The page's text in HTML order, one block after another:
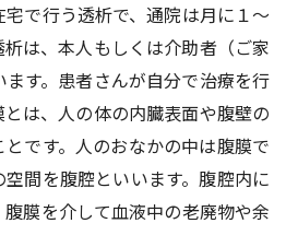
で行う透析で、通院は月に１～
は、本人もしくは介助者（ご家
す。患者さんが自分で治療を行
は、人の体の内臓表面や腹壁の
です。人のおなかの中は腹膜で
間を腹腔といいます。腹腔内に
膜を介して血液中の老廃物や余